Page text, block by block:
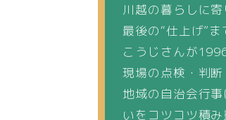
川越の暮らしに
最後の“仕上げ”
こうじさんが
現場の点検・判
地域の自治会行
いをコツコツ積み